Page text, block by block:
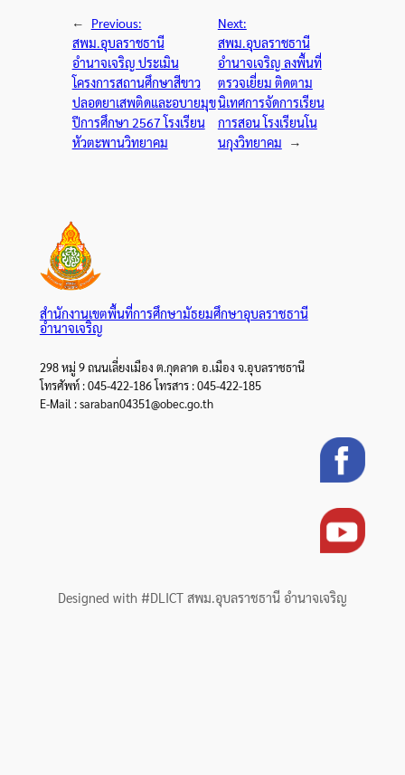
←
Previous:
สพม.อุบลราชธานี
อำนาจเจริญ ประเมิน
โครงการสถานศึกษาสีขาว
ปลอดยาเสพติดและอบายมุข
ปีการศึกษา 2567 โรงเรียน
หัวตะพานวิทยาคม
Next:
สพม.อุบลราชธานี
อำนาจเจริญ ลงพื้นที่
ตรวจเยี่ยม ติดตาม
นิเทศการจัดการเรียน
การสอน โรงเรียนโน
นกุงวิทยาคม
→
สำนักงานเขตพื้นที่การศึกษามัธยมศึกษาอุบลราชธานี
อำนาจเจริญ
298 หมู่ 9 ถนนเลี่ยงเมือง ต.กุดลาด อ.เมือง จ.อุบลราชธานี
โทรศัพท์ : 045-422-186 โทรสาร : 045-422-185
E-Mail : saraban04351@obec.go.th
Designed with #DLICT สพม.อุบลราชธานี อำนาจเจริญ